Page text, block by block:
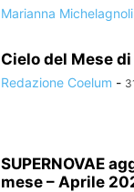
Marianna Michelagnoli
Cielo del Mese
Redazione Coelum -
SUPERNOVAE
mese – Aprile